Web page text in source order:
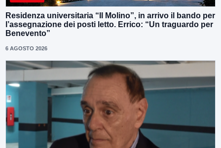
Residenza universitaria “Il Molino”, in arrivo il bando per
l’assegnazione dei posti letto. Errico: “Un traguardo per
Benevento”
6 AGOSTO 2026